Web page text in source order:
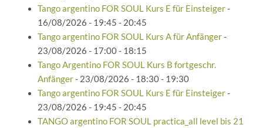
Tango argentino FOR SOUL Kurs E für Einsteiger-
16/08/2026 - 19:45 - 20:45
Tango argentino FOR SOUL Kurs A für Anfänger-
23/08/2026 - 17:00 - 18:15
Tango Argentino FOR SOUL Kurs B fortgeschr.
Anfänger- 23/08/2026 - 18:30 - 19:30
Tango argentino FOR SOUL Kurs E für Einsteiger-
23/08/2026 - 19:45 - 20:45
TANGO argentino FOR SOUL practica_all level bis 21